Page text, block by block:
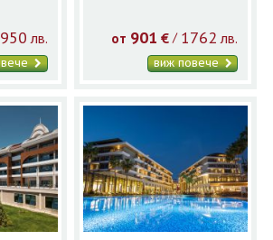
лв. от 901 € / 1762 лв.
виж повече